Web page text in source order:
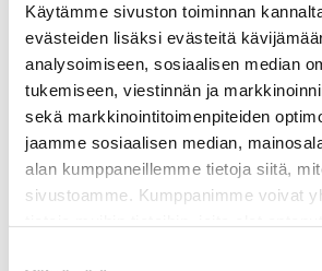
Käytämme sivuston toiminnan
evästeiden lisäksi evästeitä
analysoimiseen, sosiaalisen median
tukemiseen, viestinnän ja
sekä markkinointitoimenpiteiden
jaamme sosiaalisen median,
alan kumppaneillemme tietoja siitä,
sivustoamme. Kumppanimme voivat